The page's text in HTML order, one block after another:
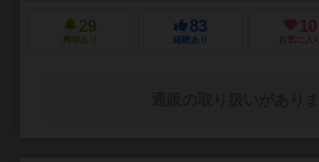
29
興味あり
83
経験あり
10
お気に入り